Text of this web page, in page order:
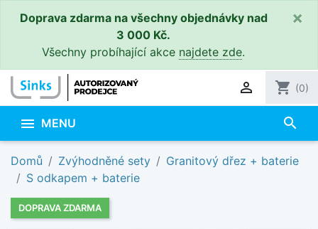
Doprava zdarma na všechny objednávky nad
3 000 Kč.
Všechny probíhající akce najdete zde.
×
 shopping_cart (0)
 MENU search
Domů Zvýhodněné sety
Granitový dřez + baterie
S odkapem + baterie
DOPRAVA ZDARMA